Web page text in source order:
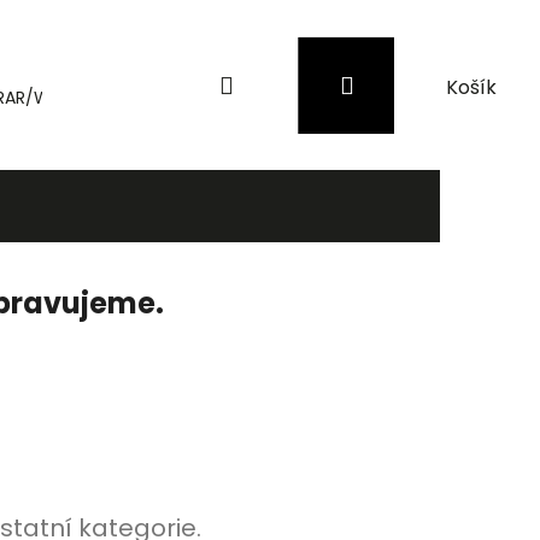
WinRAR Záložní zdroje (UPS) a přepěťové
PřihlášeníNákupní
košík
kategorie.